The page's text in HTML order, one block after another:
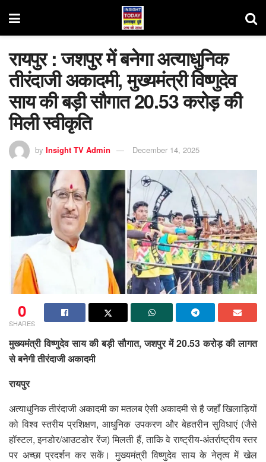
रायपुर : जशपुर में बनेगा अत्याधुनिक
तीरंदाजी अकादमी, मुख्यमंत्री विष्णुदेव
साय की बड़ी सौगात 20.53 करोड़ की
मिली स्वीकृति
by Insight TV Admin December 14, 2025
0
SHARES
मुख्यमंत्री विष्णुदेव साय की बड़ी सौगात, जशपुर में 20.53 करोड़ की लागत
से बनेगी तीरंदाजी अकादमी
रायपुर
अत्याधुनिक तीरंदाजी अकादमी का मतलब ऐसी अकादमी से है जहाँ खिलाड़ियों
को विश्व स्तरीय प्रशिक्षण, आधुनिक उपकरण और बेहतरीन सुविधाएं (जैसे
हॉस्टल, इनडोर/आउटडोर रेंज) मिलती हैं, ताकि वे राष्ट्रीय-अंतर्राष्ट्रीय स्तर
पर अच्छा प्रदर्शन कर सकें। मुख्यमंत्री विष्णुदेव साय के नेतृत्व में खेल